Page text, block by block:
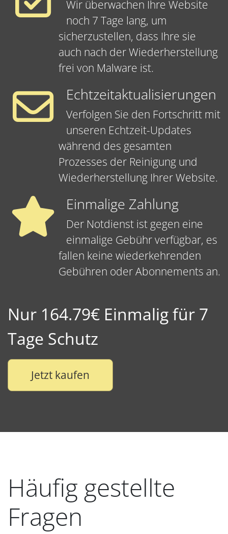
Wir überwachen Ihre Website
noch 7 Tage lang, um
sicherzustellen, dass Ihre sie
auch nach der Wiederherstellung
frei von Malware ist.
Echtzeitaktualisierungen
Verfolgen Sie den Fortschritt mit
unseren Echtzeit-Updates
während des gesamten
Prozesses der Reinigung und
Wiederherstellung Ihrer Website.
Einmalige Zahlung
Der Notdienst ist gegen eine
einmalige Gebühr verfügbar, es
fallen keine wiederkehrenden
Gebühren oder Abonnements an.
Nur 164.79€ Einmalig für 7
Tage Schutz
Jetzt kaufen
Häufig gestellte
Fragen